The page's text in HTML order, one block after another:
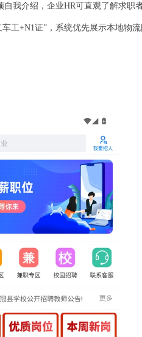
我介绍，企业HR可直观了解求职者
工+N1证”，系统优先展示本地物